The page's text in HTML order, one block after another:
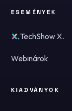
ESEMÉNYEK
TechShow X.
Webinárok
KIADVÁNYOK